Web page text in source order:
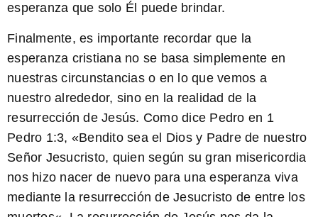
esperanza que solo Él puede brindar.
Finalmente, es importante recordar que la
esperanza cristiana no se basa simplemente en
nuestras circunstancias o en lo que vemos a
nuestro alrededor, sino en la realidad de la
resurrección de Jesús. Como dice Pedro en 1
Pedro 1:3, «Bendito sea el Dios y Padre de nuestro
Señor Jesucristo, quien según su gran misericordia
nos hizo nacer de nuevopara una esperanza viva
mediante la resurrección de Jesucristo de entre los